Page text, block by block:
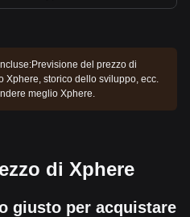
Previsione del prezzo di
Xphere, storico dello sviluppo, ecc.
meglio Xphere.
di Xphere
giusto per acquistare